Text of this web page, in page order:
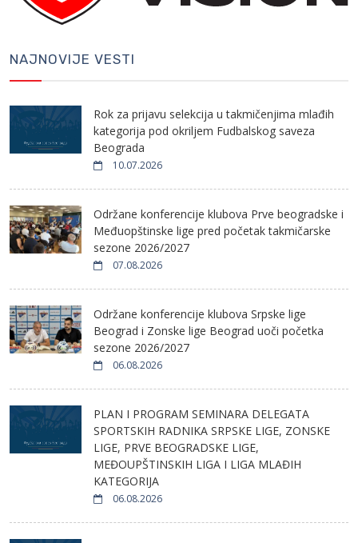
NAJNOVIJE VESTI
Rok za prijavu selekcija u takmičenjima mlađih
kategorija pod okriljem Fudbalskog saveza
Beograda
10.07.2026
Održane konferencije klubova Prve beogradske i
Međuopštinske lige pred početak takmičarske
sezone 2026/2027
07.08.2026
Održane konferencije klubova Srpske lige
Beograd i Zonske lige Beograd uoči početka
sezone 2026/2027
06.08.2026
PLAN I PROGRAM SEMINARA DELEGATA
SPORTSKIH RADNIKA SRPSKE LIGE, ZONSKE
LIGE, PRVE BEOGRADSKE LIGE,
MEĐOUPŠTINSKIH LIGA I LIGA MLAĐIH
KATEGORIJA
06.08.2026